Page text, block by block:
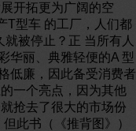
开拓更为广阔的空
T型车 的工厂，人们都
被停止？正 当所有人
华丽、典雅轻便的A 型
低廉，因此备受消费者
一个亮点，因为其他
抢去了很大的市场份
此书（《推背图》）